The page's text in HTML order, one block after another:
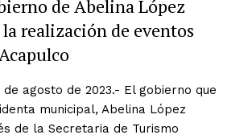
de Abelina López
realización de eventos
de agosto de 2023.- El gobierno que
municipal, Abelina López
de la Secretaria de Turismo